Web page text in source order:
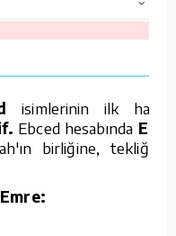
isimlerinin ilk harfi,
Ebced hesabında Elif;
birliğine, tekliğine